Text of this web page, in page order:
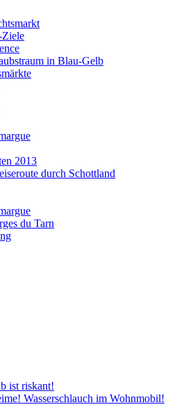
in Blau-Gelb
2013
durch Schottland
du Tarn
ist riskant!
Wasserschlauch im Wohnmobil!